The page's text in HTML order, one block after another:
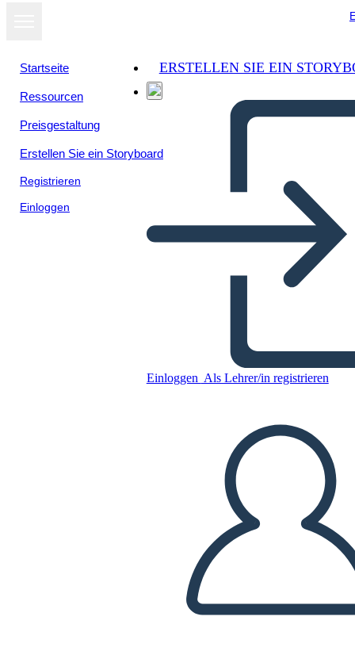
Startseite
Ressourcen
Preisgestaltung
Erstellen Sie ein Storyboard
Registrieren
Einloggen
ERSTELLEN SIE EIN
Einloggen Als Lehrer/in registrieren
Kopieren Sie dieses Storyboard
ERSTELLEN SIE EIN STORYBOARD
DIASHOW ABSPIELEN
LIES MIR VOR
Als Diashow
ansehen